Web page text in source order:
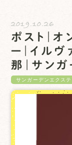
2019.10.26
ポスト｜オ
ー｜イルヴ
那｜サン
サンガーデンエクス